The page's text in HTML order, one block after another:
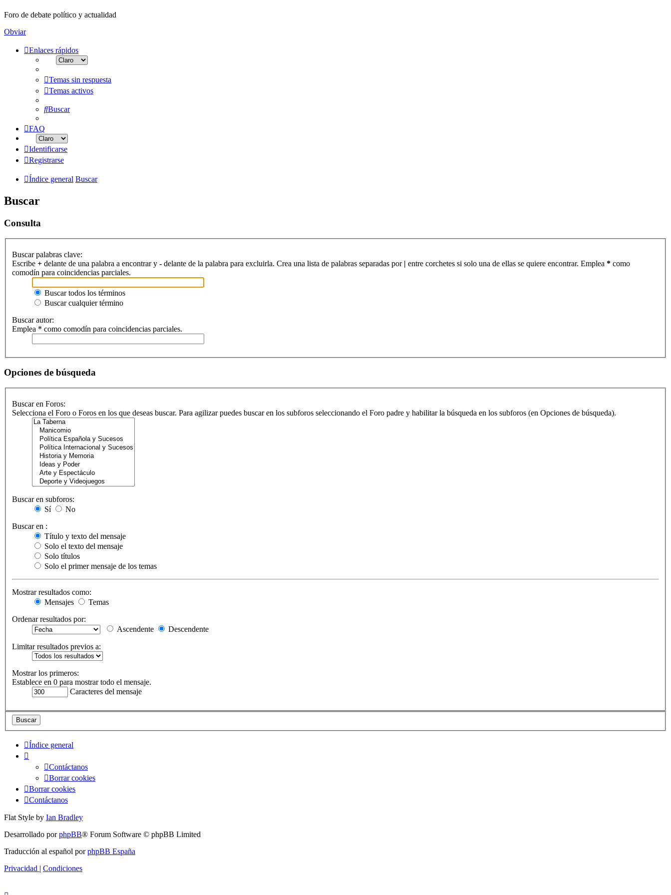
Foro de debate político y actualidad
Obviar
Enlaces rápidos
Temas sin respuesta
Temas activos
Buscar
FAQ
Identificarse
Registrarse
Índice general Buscar
Buscar
Consulta
Buscar palabras clave:
Escribe + delante de una palabra a encontrar y - delante de la palabra para excluirla. Crea una lista de palabras separadas por | entre corchetes si solo una de ellas se quiere encontrar. Emplea * como
comodín para coincidencias parciales.
Buscar todos los términos
Buscar cualquier término
Buscar autor:
Emplea * como comodín para coincidencias parciales.
Opciones de búsqueda
Buscar en Foros:
Selecciona el Foro o Foros en los que deseas buscar. Para agilizar puedes buscar en los subforos seleccionando el Foro padre y habilitar la búsqueda en los subforos (en Opciones de búsqueda).
Buscar en subforos:
Sí
No
Buscar en :
Título y texto del mensaje
Solo el texto del mensaje
Solo títulos
Solo el primer mensaje de los temas
Mostrar resultados como:
Mensajes
Temas
Ordenar resultados por:
Ascendente
Descendente
Limitar resultados previos a:
Mostrar los primeros:
Establece en 0 para mostrar todo el mensaje.
Caracteres del mensaje
Índice general
Contáctanos
Borrar cookies
Borrar cookies
Contáctanos
Flat Style by Ian Bradley
Desarrollado porphpBB® Forum Software © phpBB Limited
Traducción al español porphpBB España
Privacidad | Condiciones